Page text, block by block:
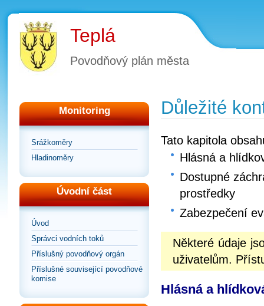
Teplá
Povodňový plán města
Monitoring
Srážkoměry
Hladinoměry
Úvodní část
Úvod
Správci vodních toků
Příslušný povodňový orgán
Příslušné související povodňové
komise
Důležité
Tato kapitola
Hlásná a
Dostupné
prostředky
Zabezpečení
Některé údaje
uživatelům.
Hlásná a